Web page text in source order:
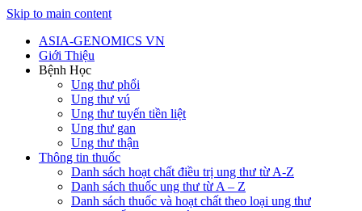
Skip to main content
ASIA-GENOMICS VN
Giới Thiệu
Bệnh Học
Ung thư phổi
Ung thư vú
Ung thư tuyến tiền liệt
Ung thư gan
Ung thư thận
Thông tin thuốc
Danh sách hoạt chất điều trị ung thư từ A-Z
Danh sách thuốc ung thư từ A – Z
Danh sách thuốc và hoạt chất theo loại ung thư